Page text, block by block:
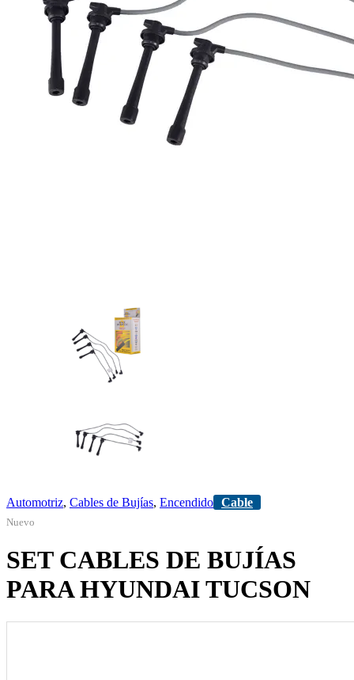
Automotriz, Cables de Bujías, Encendido Cable
Nuevo
SET CABLES DE BUJÍAS
PARA HYUNDAI TUCSON